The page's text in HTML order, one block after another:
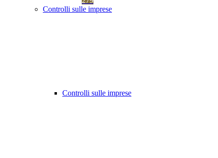
Controlli sulle imprese
Controlli sulle imprese